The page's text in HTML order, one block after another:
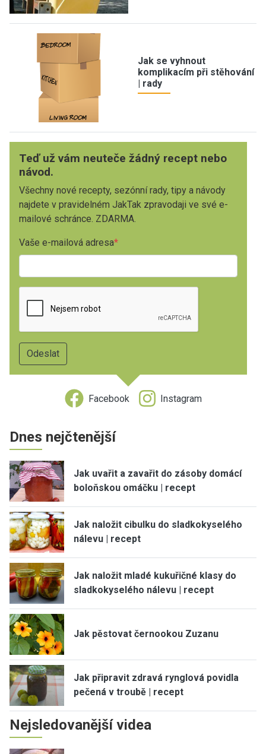
Jak se vyhnout
komplikacím při stěhování
| rady
Teď už vám neuteče žádný recept nebo
návod.
Všechny nové recepty, sezónní rady, tipy a návody
najdete v pravidelném JakTak zpravodaji ve své e-
mailové schránce. ZDARMA.
Vaše e-mailová adresa
Facebook Instagram
Dnes nejčtenější
Jak uvařit a zavařit do zásoby domácí
boloňskou omáčku | recept
Jak naložit cibulku do sladkokyselého
nálevu | recept
Jak naložit mladé kukuřičné klasy do
sladkokyselého nálevu | recept
Jak pěstovat černookou Zuzanu
Jak připravit zdravá rynglová povidla
pečená v troubě | recept
Nejsledovanější videa